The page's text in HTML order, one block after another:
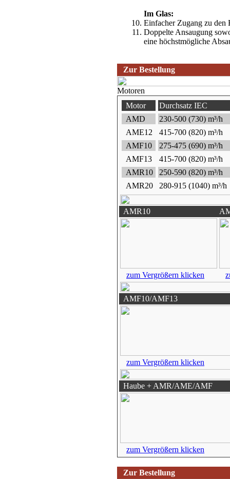
Im Glas:
Einfacher Zugang zu
Doppelte Ansaugung
eine höchstmögliche
Zur Bestellung
Motoren
Motor
Durchsatz IEC
AMD
230-500 (730) m³/h
AME12
415-700 (820) m³/h
AMF10
275-475 (690) m³/h
AMF13
415-700 (820) m³/h
AMR10
250-590 (820) m³/h
AMR20
280-915 (1040) m³/h
AMR10
zum Vergrößern klicken
AMF10/AMF13
zum Vergrößern klicken
Haube + AMR/AME/AMF
zum Vergrößern klicken
Zur Bestellung